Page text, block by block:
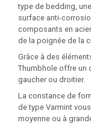
type de bedding,
surface anti-
composants en
de la poignée de la
Grâce à des
Thumbhole offre un
gaucher ou droitier.
La constance de
de type Varmint
moyenne ou à